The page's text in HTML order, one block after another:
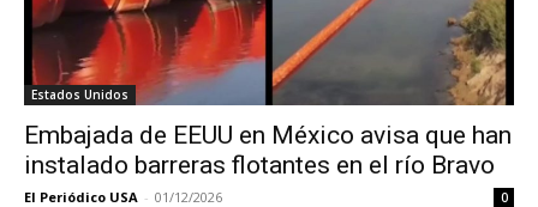
Estados Unidos
Embajada de EEUU en México avisa que han
instalado barreras flotantes en el río Bravo
El Periódico USA - 01/12/2026 0